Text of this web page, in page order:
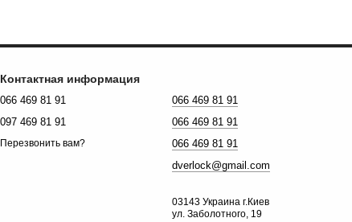
Контактная информация
066 469 81 91
097 469 81 91
Перезвонить вам?
066 469 81 91
066 469 81 91
066 469 81 91
dverlock@gmail.com
03143 Украина г.Киев
ул. Заболотного, 19